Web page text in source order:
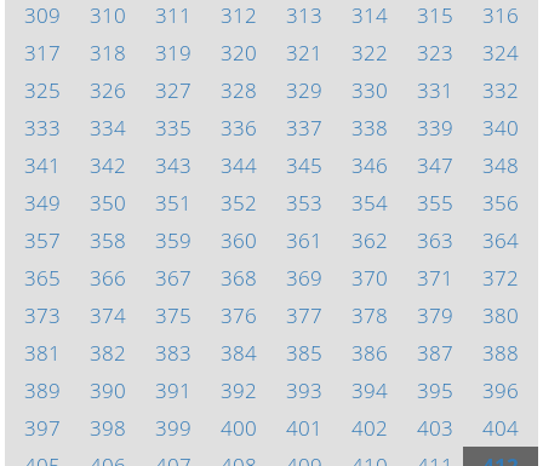
309
310 311 312 313 314 315
316
317
318 319 320 321 322 323
324
325
326 327 328 329 330 331
332
333
334 335 336 337 338 339
340
341
342 343 344 345 346 347
348
349
350 351 352 353 354 355
356
357
358 359 360 361 362 363
364
365
366 367 368 369 370 371
372
373
374 375 376 377 378 379
380
381
382 383 384 385 386 387
388
389
390 391 392 393 394 395
396
397
398 399 400 401 402 403
404